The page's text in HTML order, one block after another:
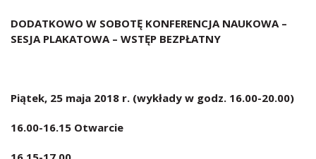
DODATKOWO W SOBOTĘ KONFERENCJA NAUKOWA –
SESJA PLAKATOWA – WSTĘP BEZPŁATNY
Piątek, 25 maja 2018 r. (wykłady w godz. 16.00-20.00)
16.00-16.15 Otwarcie